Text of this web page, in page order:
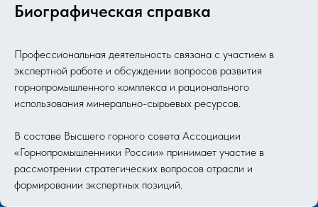
Биографическая справка
Профессиональная деятельность связана с участием в
экспертной работе и обсуждении вопросов развития
горнопромышленного комплекса и рационального
использования минерально-сырьевых ресурсов.
В составе Высшего горного совета Ассоциации
«Горнопромышленники России» принимает участие в
рассмотрении стратегических вопросов отрасли и
формировании экспертных позиций.